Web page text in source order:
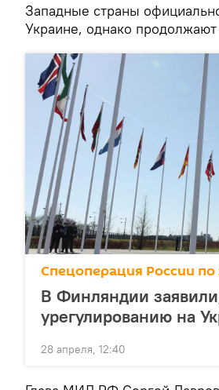
Западные страны
Украине, однако
Спецоперация России
В Финляндии
урегулированию на
28 апреля, 12:40